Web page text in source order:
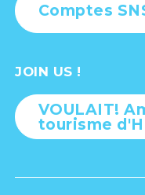
Comptes
JOIN US !
VOULAIT!
tourisme